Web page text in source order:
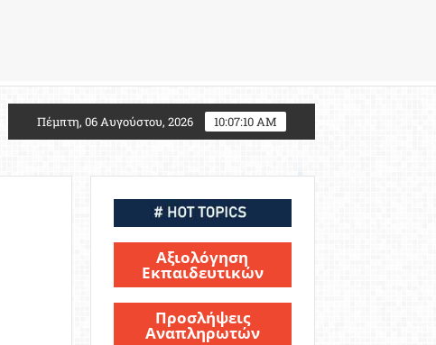
2027: Τι αλλάζει για τους υποψηφίους
Πέμπτη, 06 Αυγούστου, 2026 10:07:11 AM
Αξιολόγηση
Εκπαιδευτικών
Προσλήψεις
Αναπληρωτών